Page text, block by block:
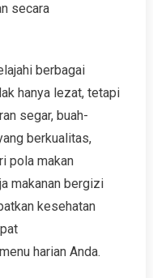
secara
berbagai
hanya lezat, tetapi
segar, buah-
berkualitas,
pola makan
makanan bergizi
kesehatan
harian Anda.